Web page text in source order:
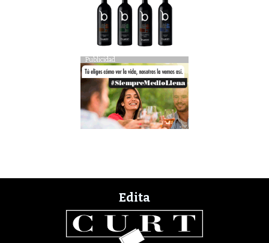
Publicidad
Edita